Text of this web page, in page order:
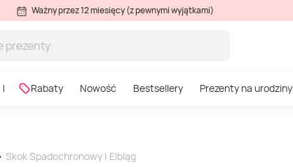
Ważny przez 12 miesięcy (z pewnymi wyjątkami)
Rabaty Nowość Bestsellery Prezenty na urodziny
Skok Spadochronowy | Elbląg